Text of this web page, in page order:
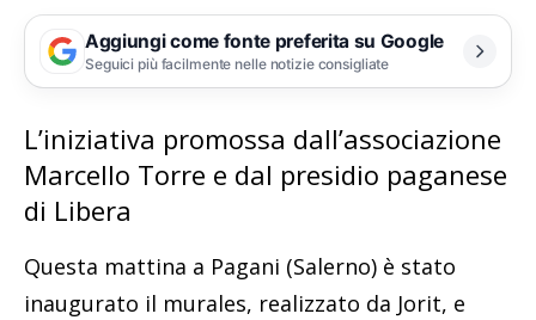
Aggiungi come fonte preferita su Google
Seguici più facilmente nelle notizie consigliate
L’iniziativa promossa dall’associazione
Marcello Torre e dal presidio paganese
di Libera
Questa mattina a Pagani (Salerno) è stato
inaugurato il murales, realizzato da Jorit, e